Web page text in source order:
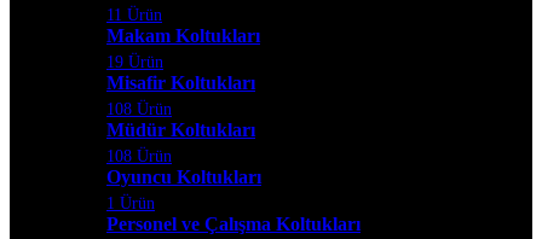
11 Ürün
Makam Koltukları
19 Ürün
Misafir Koltukları
108 Ürün
Müdür Koltukları
108 Ürün
Oyuncu Koltukları
1 Ürün
Personel ve Çalışma Koltukları